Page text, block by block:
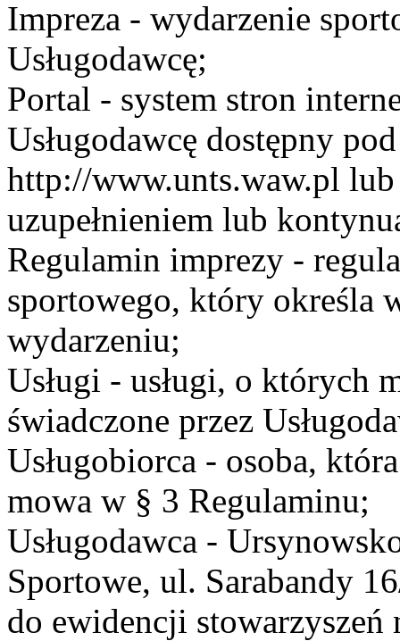
Impreza - wydarzenie
Usługodawcę;
Portal - system stron
Usługodawcę dostępny
http://www.unts.waw.pl lub
uzupełnieniem lub
Regulamin imprezy -
sportowego, który określa
wydarzeniu;
Usługi - usługi, o których
świadczone przez
Usługobiorca - osoba,
mowa w § 3 Regulaminu;
Usługodawca -
Sportowe, ul. Sarabandy
do ewidencji stowarzyszeń